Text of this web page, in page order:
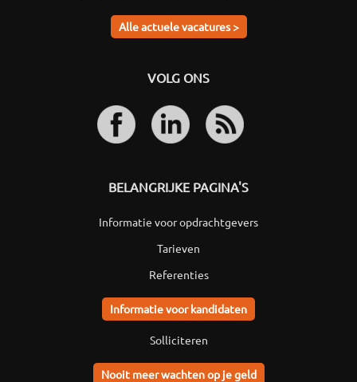
Alle actuele vacatures >
VOLG ONS
BELANGRIJKE PAGINA'S
Informatie voor opdrachtgevers
Tarieven
Referenties
Informatie voor kandidaten
Solliciteren
Nooit meer wachten op je geld